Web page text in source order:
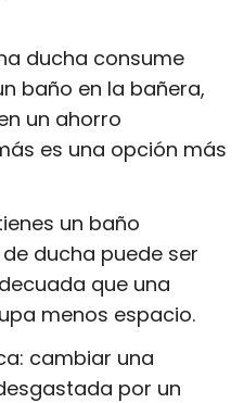
ducha consume
baño en la bañera,
un ahorro
es una opción más
un baño
ducha puede ser
que una
menos espacio.
cambiar una
por un